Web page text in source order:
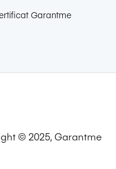
Garantme
© 2025, Garantme